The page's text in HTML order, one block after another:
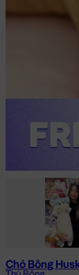
Chó Bông